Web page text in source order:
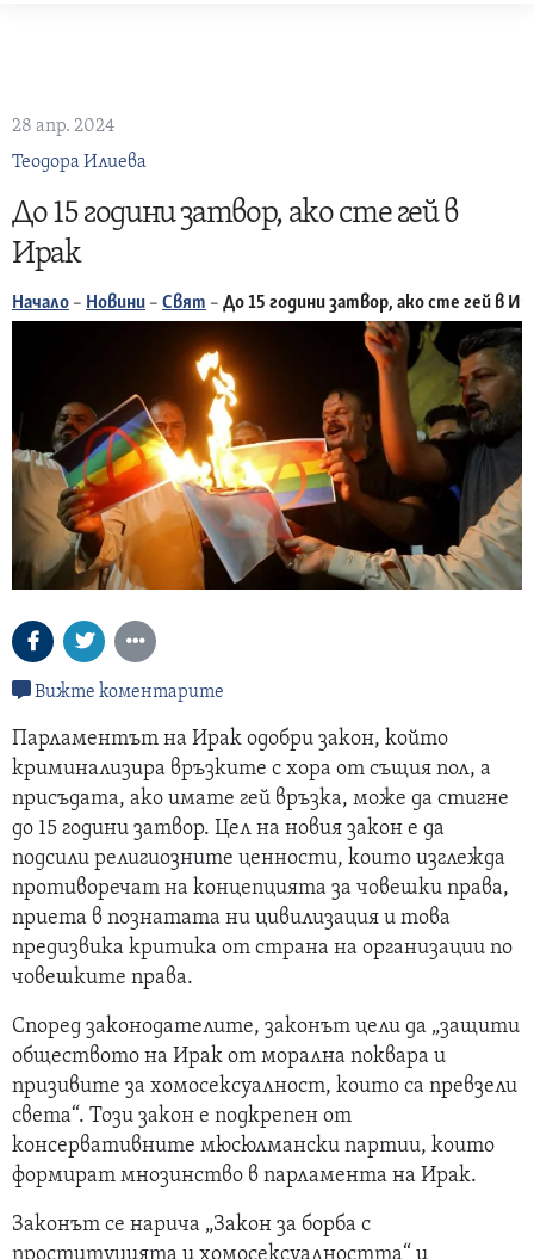
28 апр. 2024
Теодора Илиева
До 15 години затвор, ако сте гей в
Ирак
Начало – Новини – Свят – До 15 години затвор, ако сте гей в
Вижте коментарите
Парламентът на Ирак одобри закон, който
криминализира връзките с хора от същия пол, а
присъдата, ако имате гей връзка, може да стигне
до 15 години затвор. Цел на новия закон е да
подсили религиозните ценности, които изглежда
противоречат на концепцията за човешки права,
приета в познатата ни цивилизация и това
предизвика критика от страна на организации по
човешките права.
Според законодателите, законът цели да „защити
обществото на Ирак от морална поквара и
призивите за хомосексуалност, които са превзели
света“. Този закон е подкрепен от
консервативните мюсюлмански партии, които
формират мнозинство в парламента на Ирак.
Законът се нарича „Закон за борба с